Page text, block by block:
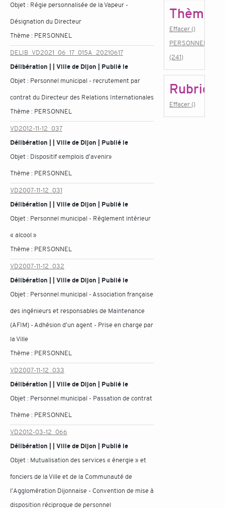
Objet : Régie personnalisée de la Vapeur -
Désignation du Directeur
Thème : PERSONNEL
DELIB_VD2021_06_17_015A_20210617
Délibération | | Ville de Dijon | Publié le
Objet : Personnel municipal - recrutement par
contrat du Directeur des Relations Internationales
Thème : PERSONNEL
VD2012-11-12_037
Délibération | | Ville de Dijon | Publié le
Objet : Dispositif «emplois d'avenir»
Thème : PERSONNEL
VD2007-11-12_031
Délibération | | Ville de Dijon | Publié le
Objet : Personnel municipal - Règlement intérieur
« alcool »
Thème : PERSONNEL
VD2007-11-12_032
Délibération | | Ville de Dijon | Publié le
Objet : Personnel municipal - Association française
des ingénieurs et responsables de Maintenance
(AFIM) - Adhésion d'un agent - Prise en charge par
la Ville
Thème : PERSONNEL
VD2007-11-12_033
Délibération | | Ville de Dijon | Publié le
Objet : Personnel municipal - Passation de contrat
Thème : PERSONNEL
VD2012-03-12_066
Délibération | | Ville de Dijon | Publié le
Objet : Mutualisation des services « énergie » et
fonciers de la Ville et de la Communauté de
l'Agglomération Dijonnaise - Convention de mise à
disposition réciproque de personnel
Thème
Effacer ()
PERSONNEL
(241)
Rubrique
Effacer ()